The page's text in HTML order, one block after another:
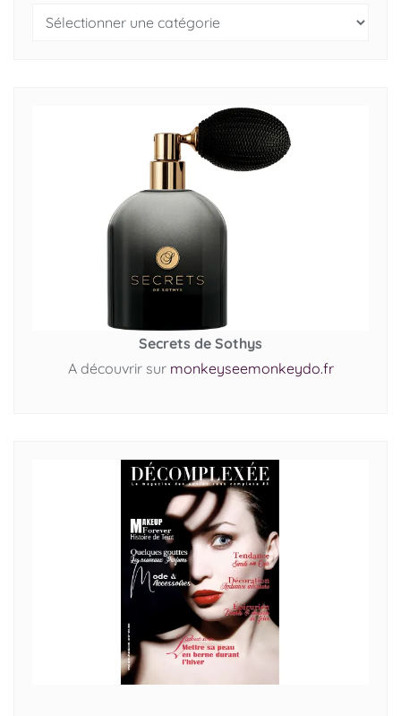
Secrets de Sothys
A découvrir sur monkeyseemonkeydo.fr